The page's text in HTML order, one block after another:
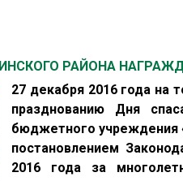
РАЙОНА
27 декабря 2016 года на
празднованию Дня
бюджетного учреждения
постановлением
2016 года за